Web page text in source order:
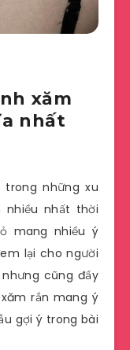
xăm
nhất
những xu
nhiều nhất thời
mang nhiều ý
lại cho người
cũng đầy
rắn mang ý
gợi ý trong bài